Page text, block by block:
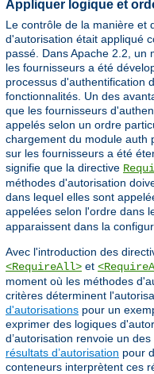
Appliquer logique et
Le contrôle de la manière et
d'autorisation était appliqué
passé. Dans Apache 2.2, un
les fournisseurs a été
processus d'authentification
fonctionnalités. Un des
que les fournisseurs
appelés selon un ordre
chargement du module auth
sur les fournisseurs a été
signifie que la directive
méthodes d'autorisation
dans lequel elles sont
appelées selon l'ordre dans
apparaissent dans la
Avec l'introduction des
<RequireAll> et
moment où les méthodes
critères déterminent
d'autorisations pour un
exprimer des logiques
d’autorisation renvoie un
résultats d’autorisation pour
conteneurs interprètent ces